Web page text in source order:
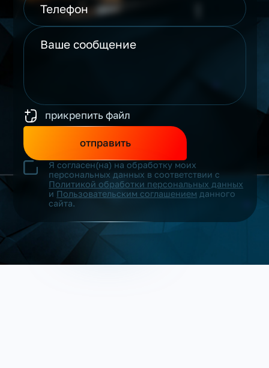
прикрепить файл
отправить
Я согласен(на) на обработку моих
персональных данных в соответствии с
Политикой обработки персональных данных
и Пользовательским соглашением данного
сайта.